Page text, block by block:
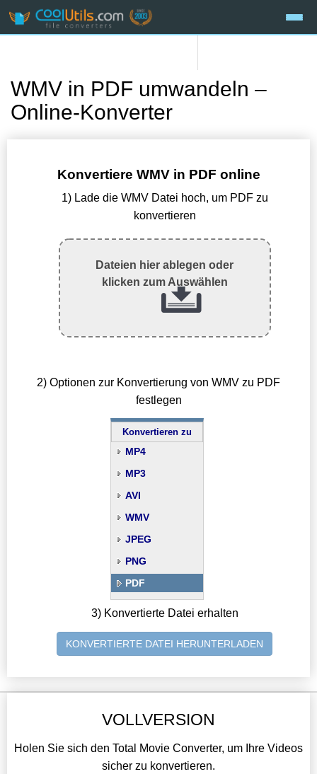
WMV in PDF umwandeln –
Online-Konverter
Konvertiere WMV in PDF online
1) Lade die WMV Datei hoch, um PDF zu
konvertieren
Dateien hier ablegen oder
klicken zum Auswählen
2) Optionen zur Konvertierung von WMV zu PDF
festlegen
Konvertieren zu
MP4
MP3
AVI
WMV
JPEG
PNG
PDF
3) Konvertierte Datei erhalten
KONVERTIERTE DATEI HERUNTERLADEN
VOLLVERSION
Holen Sie sich den Total Movie Converter, um Ihre Videos
sicher zu konvertieren.